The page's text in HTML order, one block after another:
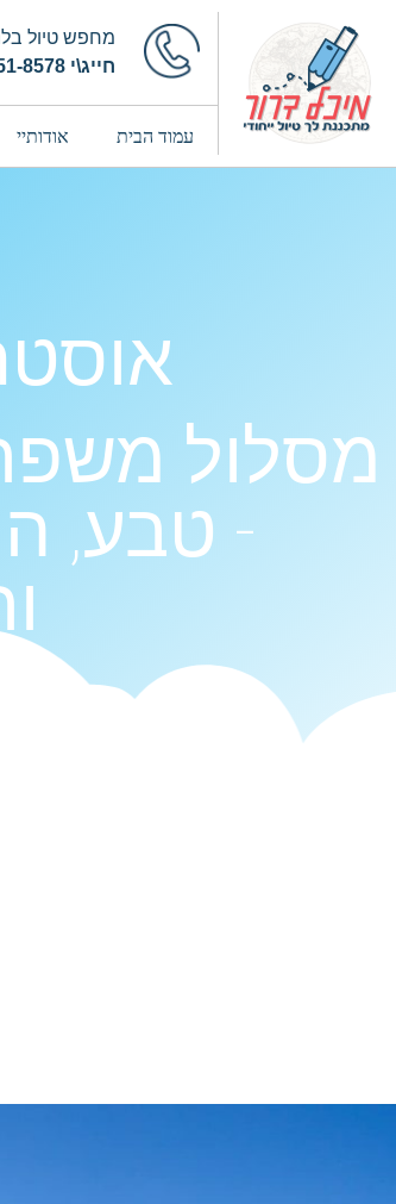
מחפש טיול
חייג\י 050-751-8578
עמוד הבית אודותיי
מסלול
- טבע,